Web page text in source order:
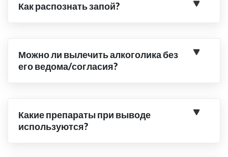
Как распознать запой?
Можно ли вылечить алкоголика без
его ведома/согласия?
Какие препараты при выводе
используются?